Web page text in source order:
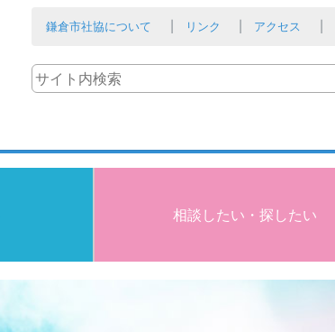
鎌倉市社協について リンク アクセス
相談したい・探したい